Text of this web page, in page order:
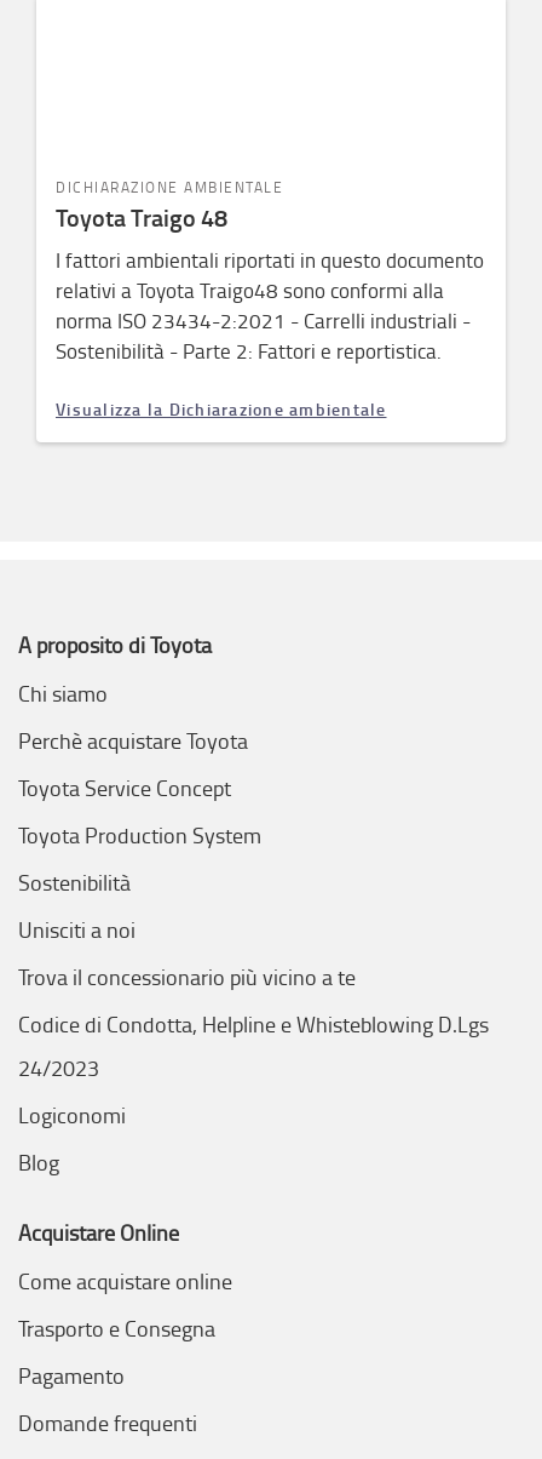
DICHIARAZIONE AMBIENTALE
Toyota Traigo 48
I fattori ambientali riportati in questo documento
relativi a Toyota Traigo48 sono conformi alla
norma ISO 23434-2:2021 - Carrelli industriali -
Sostenibilità - Parte 2: Fattori e reportistica.
Visualizza la Dichiarazione ambientale
A proposito di Toyota
Chi siamo
Perchè acquistare Toyota
Toyota Service Concept
Toyota Production System
Sostenibilità
Unisciti a noi
Trova il concessionario più vicino a te
Codice di Condotta, Helpline e Whisteblowing D.Lgs
24/2023
Logiconomi
Blog
Acquistare Online
Come acquistare online
Trasporto e Consegna
Pagamento
Domande frequenti